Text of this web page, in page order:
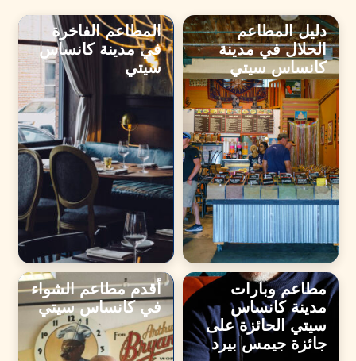
دليل المطاعم
الحلال في مدينة
كانساس سيتي
المطاعم الفاخرة
في مدينة كانساس
سيتي
مطاعم وبارات
مدينة كانساس
سيتي الحائزة على
جائزة جيمس بيرد
أقدم مطاعم الشواء
في كانساس سيتي